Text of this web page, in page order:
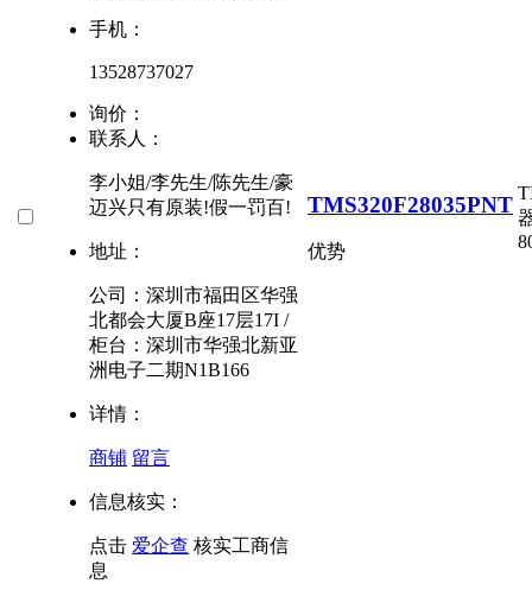
手机：
13528737027
询价：
联系人：
李小姐/李先生/陈先生/豪
迈兴只有原装!假一罚百!
地址：
公司：深圳市福田区华强
北都会大厦B座17层17I /
柜台：深圳市华强北新亚
洲电子二期N1B166
详情：
商铺 留言
信息核实：
点击 爱企查 核实工商信
息
TMS320F28035PNT
优势